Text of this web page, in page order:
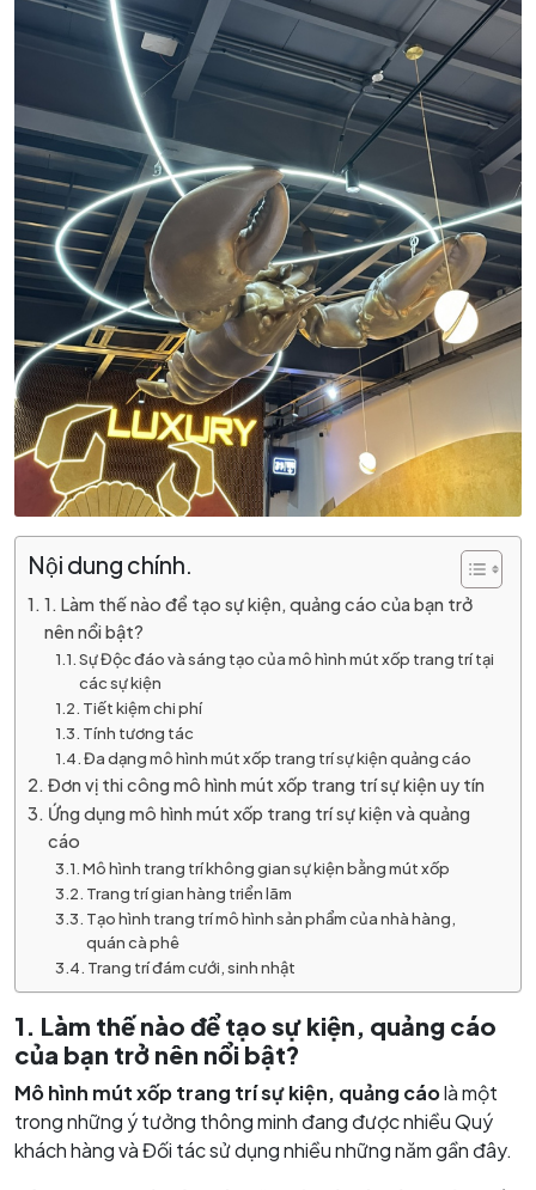
Nội dung chính.
1. Làm thế nào để tạo sự kiện, quảng cáo của bạn trở
nên nổi bật?
Sự Độc đáo và sáng tạo của mô hình mút xốp trang trí tại
các sự kiện
Tiết kiệm chi phí
Tính tương tác
Đa dạng mô hình mút xốp trang trí sự kiện quảng cáo
Đơn vị thi công mô hình mút xốp trang trí sự kiện uy tín
Ứng dụng mô hình mút xốp trang trí sự kiện và quảng
cáo
Mô hình trang trí không gian sự kiện bằng mút xốp
Trang trí gian hàng triển lãm
Tạo hình trang trí mô hình sản phẩm của nhà hàng,
quán cà phê
Trang trí đám cưới, sinh nhật
1. Làm thế nào để tạo sự kiện, quảng cáo
của bạn trở nên nổi bật?
Mô hình mút xốptrang trí sự kiện, quảng cáolà một
trong những ý tưởng thông minh đang được nhiều Quý
khách hàng và Đối tác sử dụng nhiều những năm gần đây.